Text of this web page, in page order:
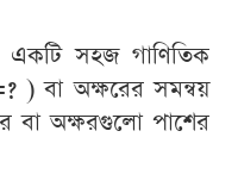
সহজ গাণিতিক
) বা অক্ষরের সমন্বয়
বা অক্ষরগুলো পাশের